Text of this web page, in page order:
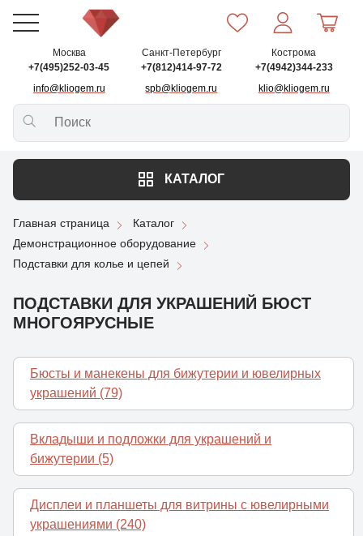
Москва
+7(495)252-03-45
info@kliogem.ru
Санкт-Петербург
+7(812)414-97-72
spb@kliogem.ru
Кострома
+7(4942)344-233
klio@kliogem.ru
КАТАЛОГ
Главная страница
Каталог
Демонстрационное оборудование
Подставки для колье и цепей
ПОДСТАВКИ ДЛЯ УКРАШЕНИЙ БЮСТ
МНОГОЯРУСНЫЕ
Бюсты и манекены для бижутерии и ювелирных
украшений (79)
Вкладыши и подложки для украшений и
бижутерии (5)
Дисплеи и планшеты для витрины с ювелирными
украшениями (240)